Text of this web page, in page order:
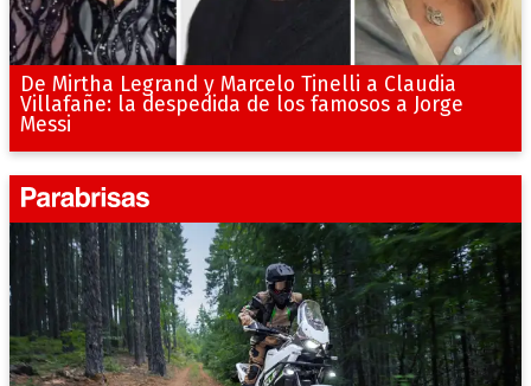
De Mirtha Legrand y Marcelo Tinelli a Claudia
Villafañe: la despedida de los famosos a Jorge
Messi